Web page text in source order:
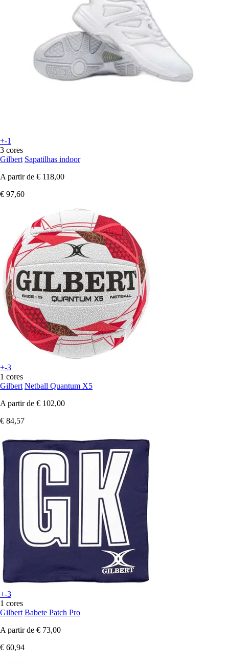
+-1
3 cores
Gilbert Sapatilhas indoor
A partir de € 118,00
€ 97,60
+-3
1 cores
Gilbert Netball Quantum X5
A partir de € 102,00
€ 84,57
+-3
1 cores
Gilbert Babete Patch Pro
A partir de € 73,00
€ 60,94